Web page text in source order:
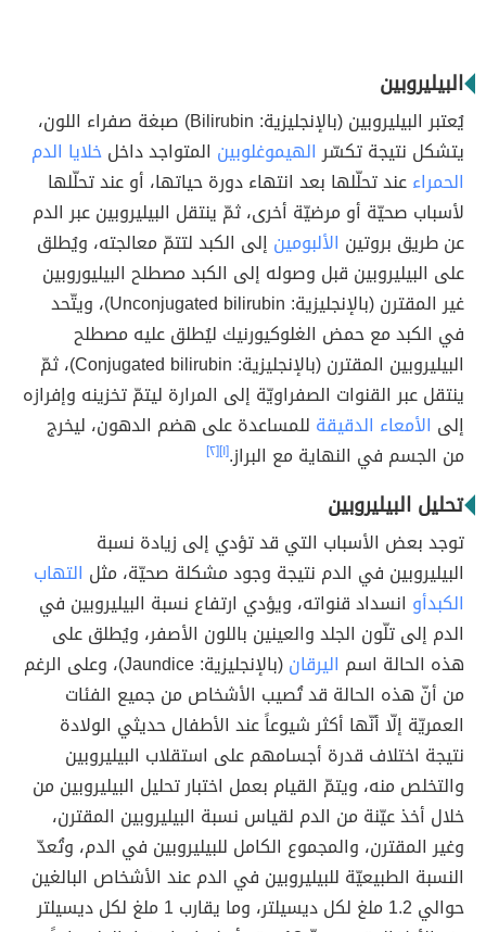
البيليروبين
يُعتبر البيليروبين (بالإنجليزية: Bilirubin) صبغة صفراء اللون،
يتشكل نتيجة تكسّرالهيموغلوبين المتواجد داخلخلايا الدم
الحمراءعند تحلّلها بعد انتهاء دورة حياتها، أو عند تحلّلها
لأسباب صحيّة أو مرضيّة أخرى، ثمّ ينتقل البيليروبين عبر الدم
عن طريق بروتين الألبومين إلى الكبد لتتمّ معالجته، ويُطلق
على البيليروبين قبل وصوله إلى الكبد مصطلح البيليوروبين
غير المقترن (بالإنجليزية: Unconjugated bilirubin)، ويتّحد
في الكبد مع حمض الغلوكيورنيك ليُطلق عليه مصطلح
البيليروبين المقترن (بالإنجليزية: Conjugated bilirubin)، ثمّ
ينتقل عبر القنوات الصفراويّة إلى المرارة ليتمّ تخزينه وإفرازه
إلى الأمعاء الدقيقة للمساعدة على هضم الدهون، ليخرج
من الجسم في النهاية مع البراز.[١] [٢]
تحليل البيليروبين
توجد بعض الأسباب التي قد تؤدي إلى زيادة نسبة
البيليروبين في الدم نتيجة وجود مشكلة صحيّة، مثل التهاب
الكبدأو انسداد قنواته، ويؤدي ارتفاع نسبة البيليروبين في
الدم إلى تلّون الجلد والعينين باللون الأصفر، ويُطلق على
هذه الحالة اسم اليرقان
(بالإنجليزية: Jaundice)، وعلى الرغم
من أنّ هذه الحالة قد تُصيب الأشخاص من جميع الفئات
العمريّة إلّا أنّها أكثر شيوعاً عند الأطفال حديثي الولادة
نتيجة اختلاف قدرة أجسامهم على استقلاب البيليروبين
والتخلص منه، ويتمّ القيام بعمل اختبار تحليل البيليروبين من
خلال أخذ عيّنة من الدم لقياس نسبة البيليروبين المقترن،
وغير المقترن، والمجموع الكامل للبيليروبين في الدم، وتُعدّ
النسبة الطبيعيّة للبيليروبين في الدم عند الأشخاص البالغين
حوالي 1.2 ملغ لكل ديسيلتر، وما يقارب 1 ملغ لكل ديسيلتر